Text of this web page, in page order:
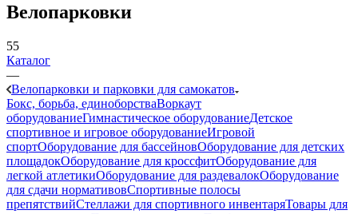
Велопарковки
55
Каталог
—
Велопарковки и парковки для самокатов
Бокс, борьба, единоборстваВоркаут
оборудованиеГимнастическое оборудованиеДетское
спортивное и игровое оборудованиеИгровой
спортОборудование для бассейновОборудование для детских
площадокОборудование для кроссфитОборудование для
легкой атлетикиОборудование для раздевалокОборудование
для сдачи нормативовСпортивные полосы
препятствийСтеллажи для спортивного инвентаряТовары для